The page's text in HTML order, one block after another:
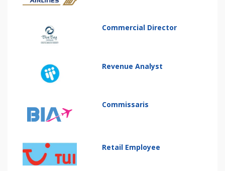
Commercial Director
Revenue Analyst
Commissaris
Retail Employee